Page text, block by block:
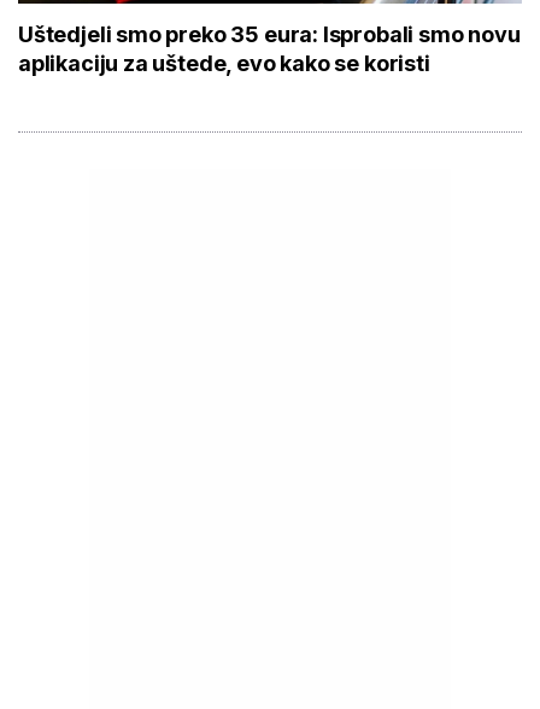
Uštedjeli smo preko 35 eura: Isprobali smo novu
aplikaciju za uštede, evo kako se koristi